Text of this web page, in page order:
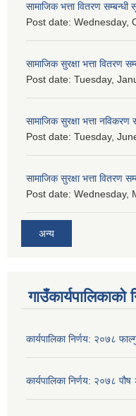
सामाजिक भत्ता वितरण सम्बन्धी
Post date: Wednesday,
सामाजिक सुरक्षा भत्ता वितरण
Post date: Tuesday,
सामाजिक सुरक्षा भत्ता
Post date: Tuesday,
सामाजिक सुरक्षा भत्ता वितरण
Post date: Wednesday,
अन्य
गाउँकार्यपालिकाको
कार्यपालिका निर्णय: २०७८
कार्यपालिका निर्णय: २०७८ पौष